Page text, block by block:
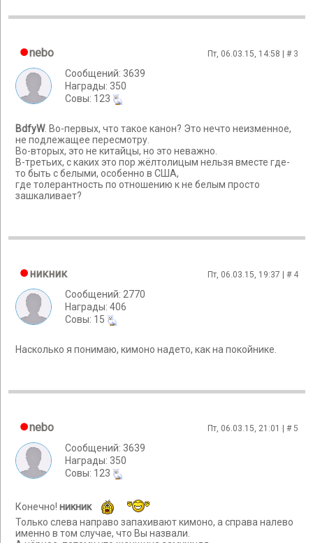
nebo Пт, 06.03.15, 14:58 | # 3
Сообщений: 3639
Награды: 350
Cовы: 123
BdfyW. Во-первых, что такое канон? Это нечто неизменное,
не подлежащее пересмотру.
Во-вторых, это не китайцы, но это неважно.
В-третьих, с каких это пор жёлтолицым нельзя вместе где-
то быть с белыми, особенно в США,
где толерантность по отношению к не белым просто
зашкаливает?
никник Пт, 06.03.15, 19:37 | # 4
Сообщений: 2770
Награды: 406
Cовы: 15
Насколько я понимаю, кимоно надето, как на покойнике.
nebo Пт, 06.03.15, 21:01 | #5
Сообщений: 3639
Награды: 350
Cовы: 123
Конечно! никник
Только слева направо запахивают кимоно, а справа налево
именно в том случае, что Вы назвали.